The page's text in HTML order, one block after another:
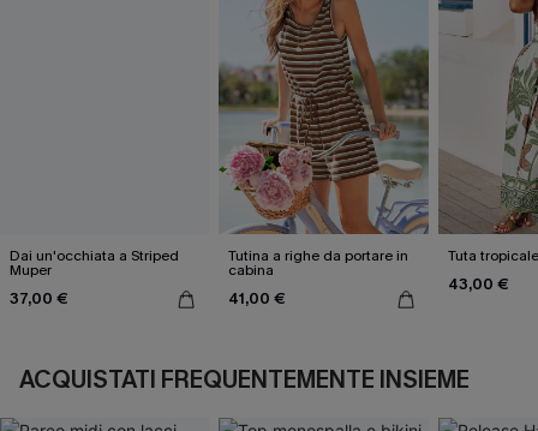
Dai un'occhiata a Striped
Muper
37,00 €
Tutina a righe da portare in
cabina
41,00 €
Tuta
43,00 €
ACQUISTATI FREQUENTEMENTE INSIEME